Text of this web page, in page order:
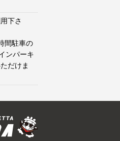
下さ
間駐車の
ンパーキ
だけま